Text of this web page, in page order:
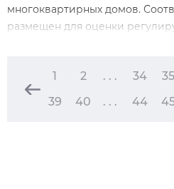
многоквартирных домов.
размещен для оценки
1 2 . . . 34 35
39
40 . . . 44